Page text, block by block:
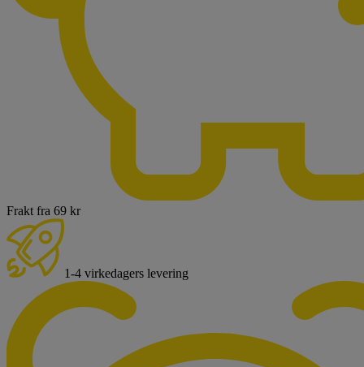
Frakt fra 69 kr
1-4 virkedagers levering